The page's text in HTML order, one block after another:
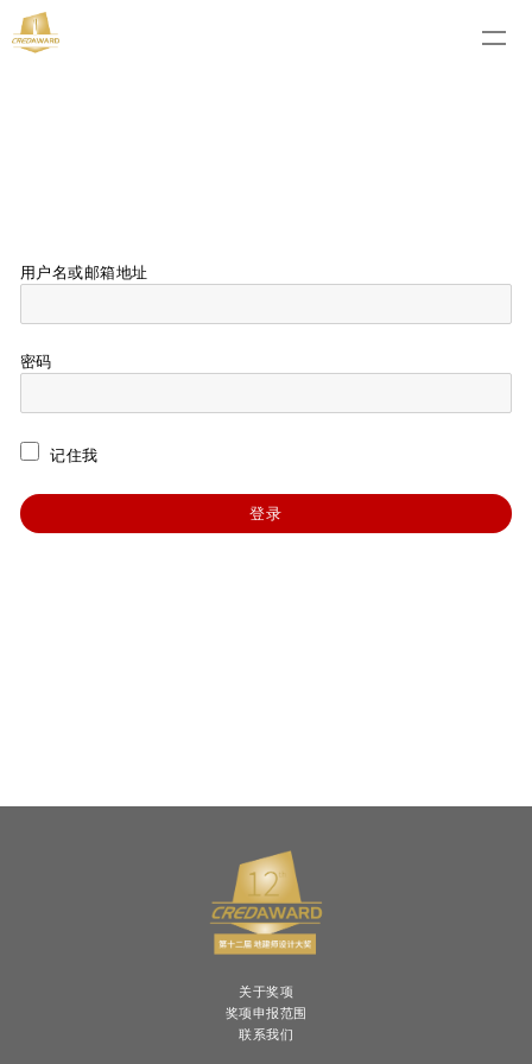
用户名或邮箱地址
密码
记住我
关于奖项
奖项申报范围
联系我们